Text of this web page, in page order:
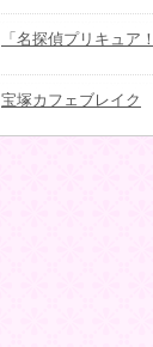
宝塚カフェブレイク